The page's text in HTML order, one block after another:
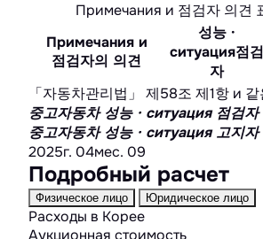
Примечания и 점검자 의견
Примечания и
점검자의 의견
성능 ·
ситуация점검
자
「자동차관리법」 제58조 제1항 и
중고자동차 성능 · ситуация 점검자
중고자동차 성능 · ситуация 고지자
2025г. 04мес. 09
Подробный расчет
Физическое лицо Юридическое лицо
Расходы в Корее